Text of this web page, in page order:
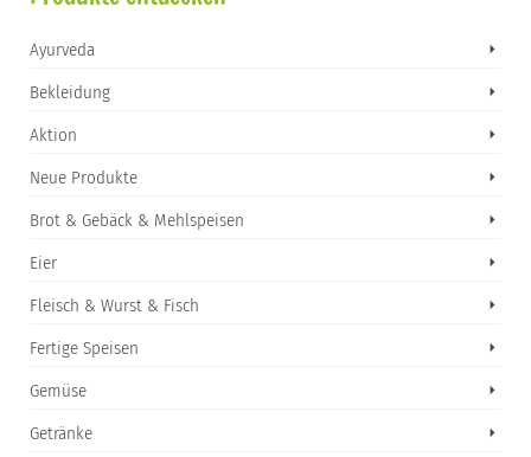
Ayurveda
Bekleidung
Aktion
Neue Produkte
Brot & Gebäck & Mehlspeisen
Eier
Fleisch & Wurst & Fisch
Fertige Speisen
Gemüse
Getränke